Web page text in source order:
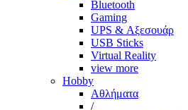
Bluetooth
Gaming
UPS & Αξεσουάρ
USB Sticks
Virtual Reality
view more
Hobby
Αθλήματα
/